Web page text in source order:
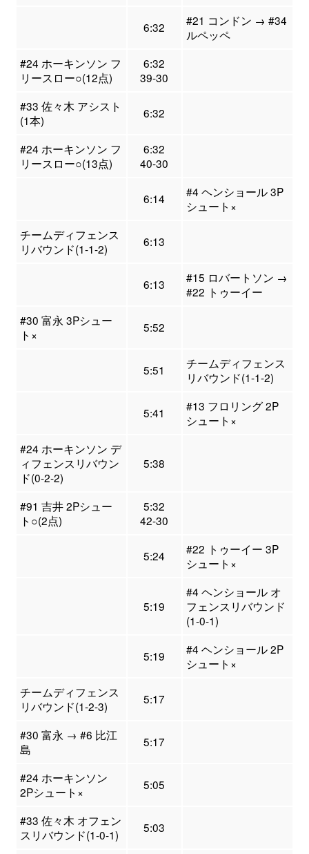
6:32
#21 コンドン → #34
ルペッペ
#24 ホーキンソン フ
リースロー○(12点)
6:32
39-30
#33 佐々木 アシスト
(1本)
6:32
#24 ホーキンソン フ
リースロー○(13点)
6:32
40-30
6:14
#4 ヘンショール 3P
シュート×
チームディフェンス
リバウンド(1-1-2)
6:13
6:13
#15 ロバートソン →
#22 トゥーイー
#30 富永 3Pシュー
ト×
5:52
5:51
チームディフェンス
リバウンド(1-1-2)
5:41
#13 フロリング 2P
シュート×
#24 ホーキンソン デ
ィフェンスリバウン
ド(0-2-2)
5:38
#91 吉井 2Pシュー
ト○(2点)
5:32
42-30
5:24
#22 トゥーイー 3P
シュート×
5:19
#4 ヘンショール オ
フェンスリバウンド
(1-0-1)
5:19
#4 ヘンショール 2P
シュート×
チームディフェンス
リバウンド(1-2-3)
5:17
#30 富永 → #6 比江
島
5:17
#24 ホーキンソン
2Pシュート×
5:05
#33 佐々木 オフェン
スリバウンド(1-0-1)
5:03